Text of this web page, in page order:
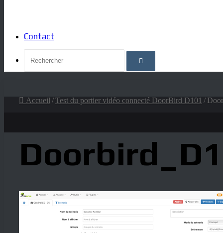
Contact
Rechercher
Accueil /Test du portier vidéo connecté DoorBird D101 /